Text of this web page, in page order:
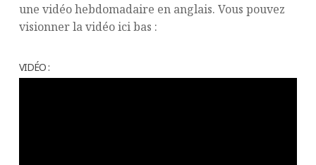
une vidéo hebdomadaire en anglais. Vous pouvez
visionner la vidéo ici bas :
VIDÉO :